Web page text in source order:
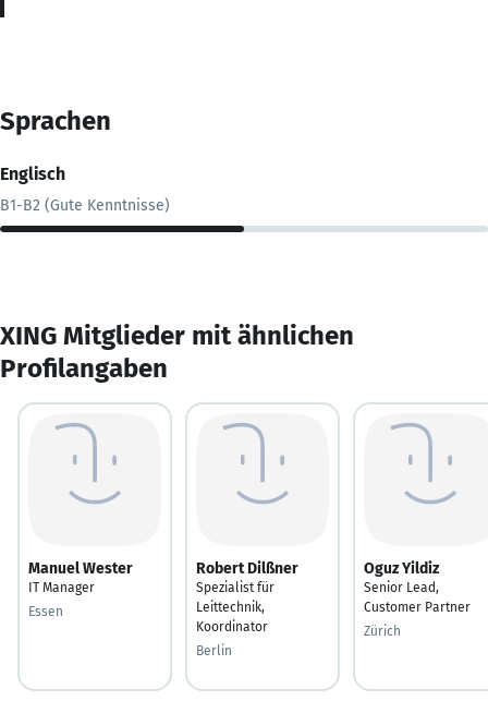
Sprachen
Englisch
B1-B2 (Gute Kenntnisse)
XING Mitglieder mit ähnlichen
Profilangaben
Manuel Wester
IT Manager
Essen
Robert Dilßner
Spezialist für
Leittechnik,
Koordinator
Berlin
Oguz Yildiz
Senior Lead,
Customer Partner
Zürich